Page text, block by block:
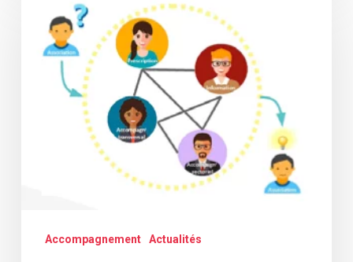
réseau
d’appui
choisirAccompagnement Actualités